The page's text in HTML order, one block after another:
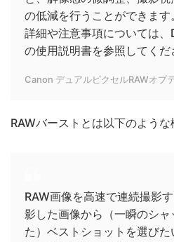
の低減を行うことができま
詳細や注意事項については
の使用説明書を参照してくだ
Canon デュアルピクセルRAWオプ
RAWバーストとは以下のような
RAW画像を高速で連続撮影
影した画像から（一瞬のシャ
た）ベストショットを選び